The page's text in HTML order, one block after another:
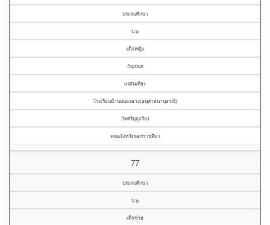
ประถมศึกษา
ป.๖
เด็กหญิง
กัญชนก
แร่สันเทียะ
โรงเรียนบ้านหนองยาง(อนุศาสนานุสรณ์)
วัดศรีบุญเรือง
คณะจังหวัดนครราชสีมา
77
ประถมศึกษา
ป.๖
เด็กชาย